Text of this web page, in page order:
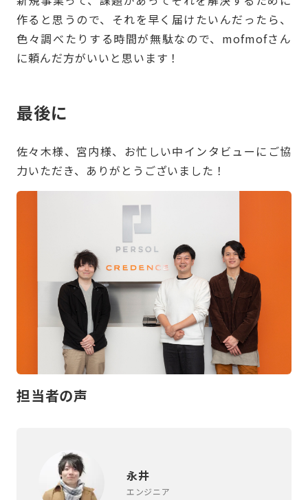
作ると思うので、それを早く届けたいんだったら、
色々調べたりする時間が無駄なので、mofmofさん
に頼んだ方がいいと思います！
最後に
佐々木様、宮内様、お忙しい中インタビューにご協
力いただき、ありがとうございました！
担当者の声
永井
エンジニア